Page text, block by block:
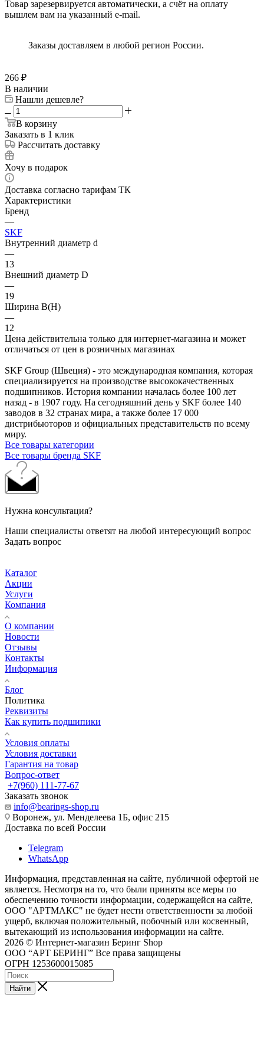
Товар зарезервируется автоматически, а счёт на оплату
вышлем вам на указанный e-mail.
Заказы доставляем в любой регион России.
266 ₽
В наличии
Нашли дешевле?
В корзину
Заказать в 1 клик
Рассчитать доставку
Хочу в подарок
Доставка согласно тарифам ТК
Характеристики
Бренд
—
SKF
Внутренний диаметр d
—
13
Внешний диаметр D
—
19
Ширина B(H)
—
12
Цена действительна только для интернет-магазина и может
отличаться от цен в розничных магазинах
SKF Group (Швеция) - это международная компания, которая
специализируется на производстве высококачественных
подшипников. История компании началась более 100 лет
назад - в 1907 году. На сегодняшний день у SKF более 140
заводов в 32 странах мира, а также более 17 000
дистрибьюторов и официальных представительств по всему
миру.
Все товары категории
Все товары бренда SKF
Нужна консультация?
Наши специалисты ответят на любой интересующий вопрос
Задать вопрос
Каталог
Акции
Услуги
Компания
О компании
Новости
Отзывы
Контакты
Информация
Блог
Политика
Реквизиты
Как купить подшипики
Условия оплаты
Условия доставки
Гарантия на товар
Вопрос-ответ
+7(960) 111-77-67
Заказать звонок
info@bearings-shop.ru
Воронеж, ул. Менделеева 1Б, офис 215
Доставка по всей России
Telegram
WhatsApp
Информация, представленная на сайте, публичной офертой не
является. Несмотря на то, что были приняты все меры по
обеспечению точности информации, содержащейся на сайте,
ООО "АРТМАКС" не будет нести ответственности за любой
ущерб, включая положительный, побочный или косвенный,
вытекающий из использования информации на сайте.
2026 © Интернет-магазин Беринг Shop
ООО “АРТ БЕРИНГ” Все права защищены
ОГРН 1253600015085
Найти